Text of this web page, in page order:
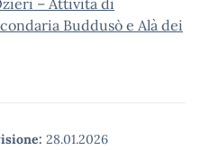
– Attività di
Buddusò e Alà dei
28.01.2026